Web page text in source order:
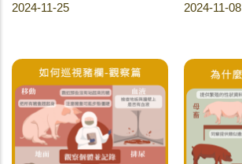
2024-11-25
2024-11-08